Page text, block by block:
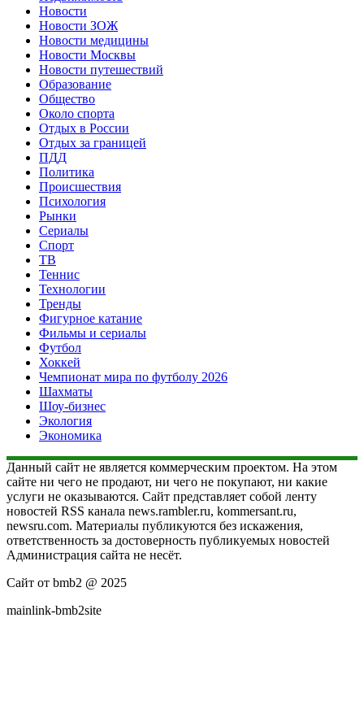
Новости
Новости ЗОЖ
Новости медицины
Новости Москвы
Новости путешествий
Образование
Общество
Около спорта
Отдых в России
Отдых за границей
ПДД
Политика
Происшествия
Психология
Рынки
Сериалы
Спорт
ТВ
Теннис
Технологии
Тренды
Фигурное катание
Фильмы и сериалы
Футбол
Хоккей
Чемпионат мира по футболу 2026
Шахматы
Шоу-бизнес
Экология
Экономика
Данный сайт не является коммерческим проектом. На этом
сайте ни чего не продают, ни чего не покупают, ни какие
услуги не оказываются. Сайт представляет собой ленту
новостей RSS канала news.rambler.ru, kommersant.ru,
newsru.com. Материалы публикуются без искажения,
ответственность за достоверность публикуемых новостей
Администрация сайта не несёт.
Сайт от bmb2 @ 2025
mainlink-bmb2site